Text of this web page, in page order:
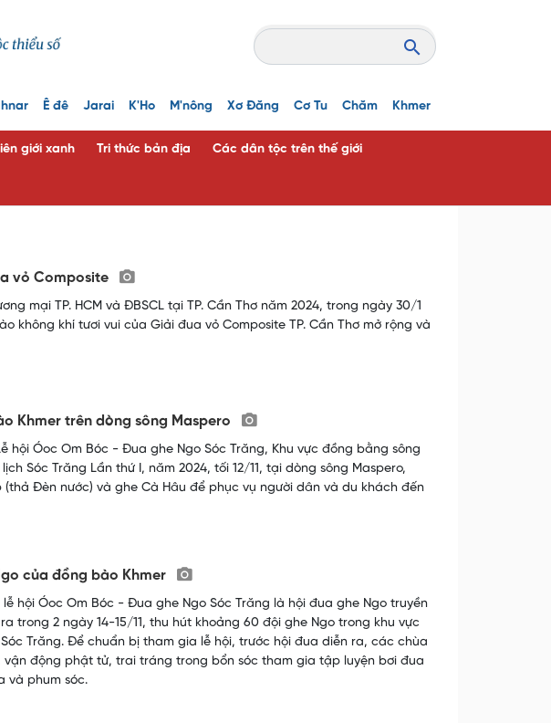
Ê đê Jarai K'Ho M'nông Xơ Đăng Cơ Tu Chăm Khmer
giới xanh Tri thức bản địa Các dân tộc trên thế giới
vỏ Composite
mại TP. HCM và ĐBSCL tại TP. Cần Thơ năm 2024, trong ngày 30/1
không khí tươi vui của Giải đua vỏ Composite TP. Cần Thơ mở rộng và
Khmer trên dòng sông Maspero
hội Óoc Om Bóc - Đua ghe Ngo Sóc Trăng, Khu vực đồng bằng sông
Sóc Trăng Lần thứ I, năm 2024, tối 12/11, tại dòng sông Maspero,
Đèn nước) và ghe Cà Hâu để phục vụ người dân và du khách đến
của đồng bào Khmer
hội Óoc Om Bóc - Đua ghe Ngo Sóc Trăng là hội đua ghe Ngo truyền
trong 2 ngày 14-15/11, thu hút khoảng 60 đội ghe Ngo trong khu vực
Trăng. Để chuẩn bị tham gia lễ hội, trước hội đua diễn ra, các chùa
vận động phật tử, trai tráng trong bổn sóc tham gia tập luyện bơi đua
và phum sóc.